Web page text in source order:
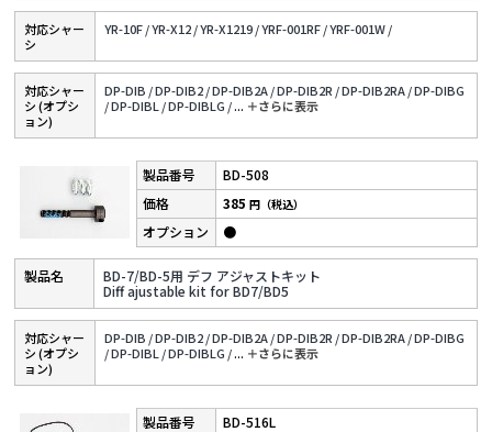
対応シャー
シ
YR-10F /YR-X12 /YR-X1219 /YRF-001RF /YRF-001W /
対応シャー
シ (オプシ
ョン)
DP-DIB /DP-DIB2 /DP-DIB2A /DP-DIB2R /DP-DIB2RA /DP-DIBG
/DP-DIBL /DP-DIBLG /... ＋さらに表⽰
BD-508
BD-7/BD-5用 デフ アジャストキット
Diff ajustable kit for BD7/BD5
385円（税込）
●
対応シャー
シ (オプシ
ョン)
DP-DIB /DP-DIB2 /DP-DIB2A /DP-DIB2R /DP-DIB2RA /DP-DIBG
/DP-DIBL /DP-DIBLG /... ＋さらに表⽰
BD-516L